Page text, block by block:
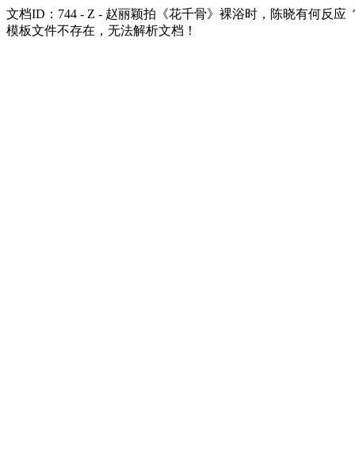
文档ID：744 - Z - 赵丽颖拍《花千骨》裸浴时，陈晓有何反应
模板文件不存在，无法解析文档！